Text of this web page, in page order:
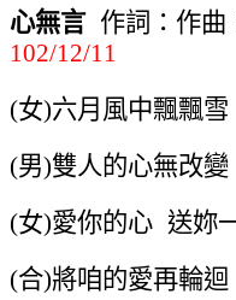
心無言 作詞：作
102/12/11
(女)六月風中飄飄雪
(男)雙人的心無改變
(女)愛你的心 送妳
(合)將咱的愛再輪迴